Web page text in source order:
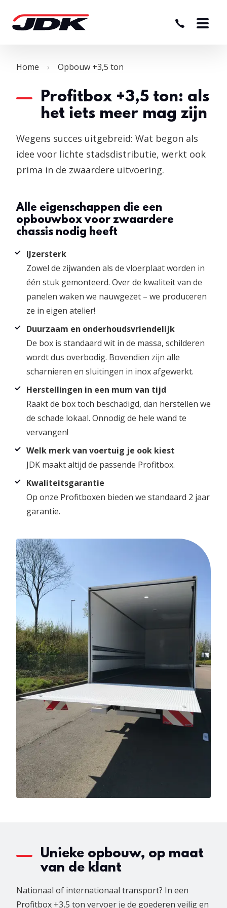
Home Opbouw +3,5 ton
Profitbox +3,5 ton: als
het iets meer mag zijn
Wegens succes uitgebreid: Wat begon als
idee voor lichte stadsdistributie, werkt ook
prima in de zwaardere uitvoering.
Alle eigenschappen die een
opbouwbox voor zwaardere
chassis nodig heeft
IJzersterk
Zowel de zijwanden als de vloerplaat worden in
één stuk gemonteerd. Over de kwaliteit van de
panelen waken we nauwgezet – we produceren
ze in eigen atelier!
Duurzaam en onderhoudsvriendelijk
De box is standaard wit in de massa, schilderen
wordt dus overbodig. Bovendien zijn alle
scharnieren en sluitingen in inox afgewerkt.
Herstellingen in een mum van tijd
Raakt de box toch beschadigd, dan herstellen we
de schade lokaal. Onnodig de hele wand te
vervangen!
Welk merk van voertuig je ook kiest
JDK maakt altijd de passende Profitbox.
Kwaliteitsgarantie
Op onze Profitboxen bieden we standaard 2 jaar
garantie.
Unieke opbouw, op maat
van de klant
Nationaal of internationaal transport? In een
Profitbox +3,5 ton vervoer je de goederen veilig en